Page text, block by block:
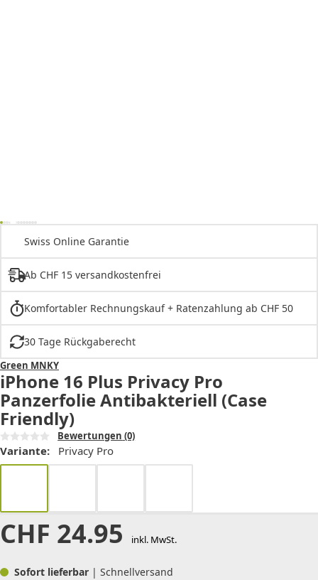
Swiss Online Garantie
Ab CHF 15 versandkostenfrei
Komfortabler Rechnungskauf + Ratenzahlung ab CHF 50
30 Tage Rückgaberecht
Green MNKY
iPhone 16 Plus Privacy Pro
Panzerfolie Antibakteriell (Case
Friendly)
Bewertungen (0)
Variante: Privacy Pro
CHF 24.95 inkl. MwSt.
Sofort lieferbar | Schnellversand